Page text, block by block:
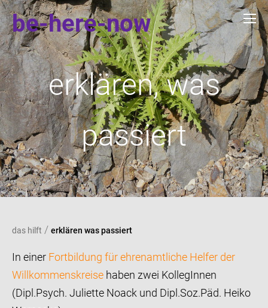
be-here-now
erklären, was
passiert
das hilft / erklären was passiert
In einer Fortbildung für ehrenamtliche Helfer der
Willkommenskreise haben zwei KollegInnen
(Dipl.Psych. Juliette Noack und Dipl.Soz.Päd. Heiko